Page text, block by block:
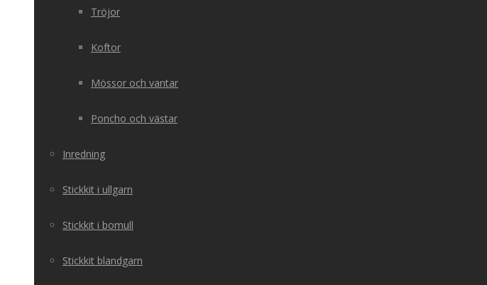
Tröjor
Koftor
Mössor och vantar
Poncho och västar
Inredning
Stickkit i ullgarn
Stickkit i bomull
Stickkit blandgarn